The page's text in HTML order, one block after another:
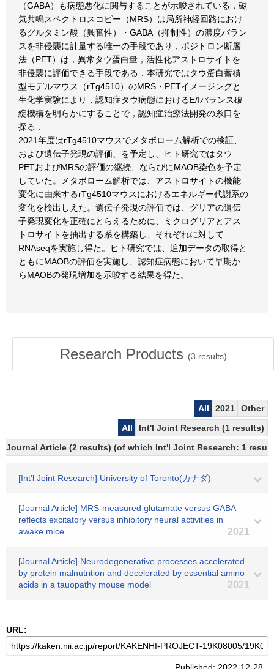
（GABA）も病態悪化に関与することが示唆されている．磁
気共鳴スペクトロスコピー（MRS）は局所神経回路におけ
るグルタミン酸（興奮性）・GABA（抑制性）の濃度バラン
スを非侵襲に計量する唯一の手段であり，ポジトロン断層
法（PET）は，異常タウ蛋白量，活性化アストロサイトを
非侵襲に評価できる手段である．本研究ではタウ蛋白蓄積
型モデルマウス（rTg4510）のMRS・PETイメージングと
生化学実験により，認知症タウ病態におけるE/Iバランス破
綻機構を明らかにすることで，認知症治療法開発の糸口を
探る．
2021年度はrTg4510マウスでメタボローム解析での検証、
および遺伝子発現の評価、を予定し、ヒト研究ではタウ
PETおよびMRSの評価の継続、ならびにMAOB染色を予定
していた。メタボローム解析では、アストロサイトの機能
変化に由来するrTg4510マウスにおけるエネルギー代謝系の
変化を検出しえた。遺伝子発現の評価では、グリアの遺伝
子発現変化を正確にとらえるために、ミクログリアとアス
トロサイトを抽出する系を構築し、それぞれに対して
RNAseqを実施し得た。ヒト研究では、追加データの取得と
ともにMAOBの評価を実施し、認知症病態において早期か
らMAOBの発現増加を示唆する結果を得た。
Research Products (3 results)
All 2021
Other
All
Int'l Joint Research (1 results)
Journal Article (2 results) (of which Int'l Joint Research: 1
[Int'l Joint Research] University of Toronto(カナダ)
[Journal Article] MRS-measured glutamate versus GABA
reflects excitatory versus inhibitory neural activities in
awake mice
2021
[Journal Article] Neurodegenerative processes accelerated
by protein malnutrition and decelerated by essential amino
acids in a tauopathy mouse model
2021
URL: